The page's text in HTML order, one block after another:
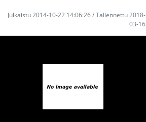
Julkaistu 2014-10-22 14:06:26 / Tallennettu 2018-
03-16